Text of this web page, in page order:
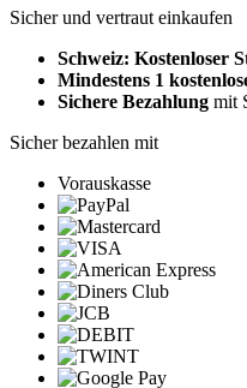
Sicher und vertraut einkaufen
Schweiz: Kostenloser
Mindestens 1
Sichere Bezahlung mit
Sicher bezahlen mit
Vorauskasse